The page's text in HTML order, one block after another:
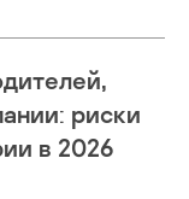
риски
в 2026